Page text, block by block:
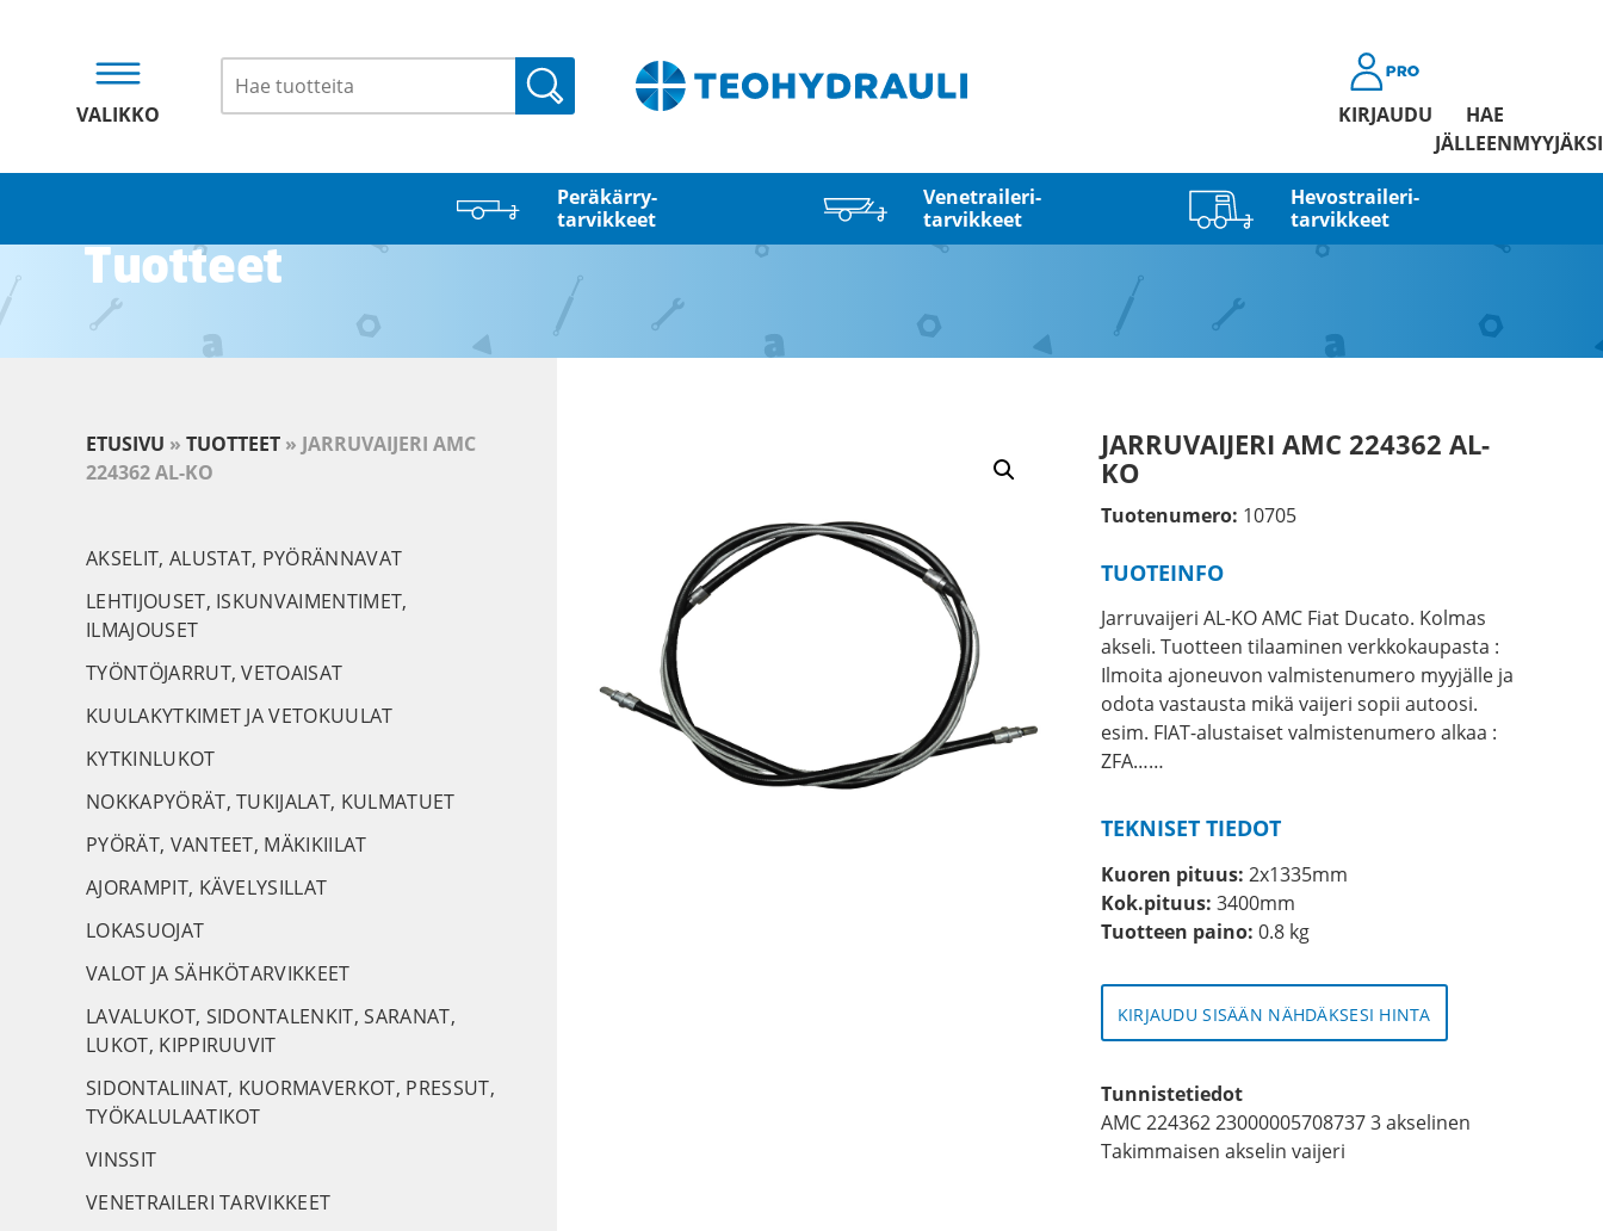
VALIKKO
Haku
KIRJAUDU
HAE
JÄLLEENMYYJÄKSI
Peräkärry­
tarvikkeet
Venetraileri­
tarvikkeet
Hevostraileri­
tarvikkeet
Tuotteet
JARRUVAIJERI AMC 224362 AL-
KO
Tuotenumero: 10705
TUOTEINFO
Jarruvaijeri AL-KO AMC Fiat Ducato. Kolmas
akseli. Tuotteen tilaaminen verkkokaupasta :
Ilmoita ajoneuvon valmistenumero myyjälle ja
odota vastausta mikä vaijeri sopii autoosi.
esim. FIAT-alustaiset valmistenumero alkaa :
ZFA……
TEKNISET TIEDOT
Kuoren pituus: 2x1335mm
Kok.pituus: 3400mm
Tuotteen paino: 0.8 kg
KIRJAUDU SISÄÄN NÄHDÄKSESI HINTA
Tunnistetiedot
AMC 224362 23000005708737 3 akselinen
Takimmaisen akselin vaijeri
ETUSIVU » TUOTTEET » JARRUVAIJERI AMC
224362 AL-KO
AKSELIT, ALUSTAT, PYÖRÄNNAVAT
LEHTIJOUSET, ISKUNVAIMENTIMET,
ILMAJOUSET
TYÖNTÖJARRUT, VETOAISAT
KUULAKYTKIMET JA VETOKUULAT
KYTKINLUKOT
NOKKAPYÖRÄT, TUKIJALAT, KULMATUET
PYÖRÄT, VANTEET, MÄKIKIILAT
AJORAMPIT, KÄVELYSILLAT
LOKASUOJAT
VALOT JA SÄHKÖTARVIKKEET
LAVALUKOT, SIDONTALENKIT, SARANAT,
LUKOT, KIPPIRUUVIT
SIDONTALIINAT, KUORMAVERKOT, PRESSUT,
TYÖKALULAATIKOT
VINSSIT
VENETRAILERI TARVIKKEET